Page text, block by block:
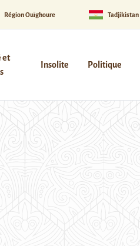
Région Ouïghoure Tadjikistan
et
Insolite Politique